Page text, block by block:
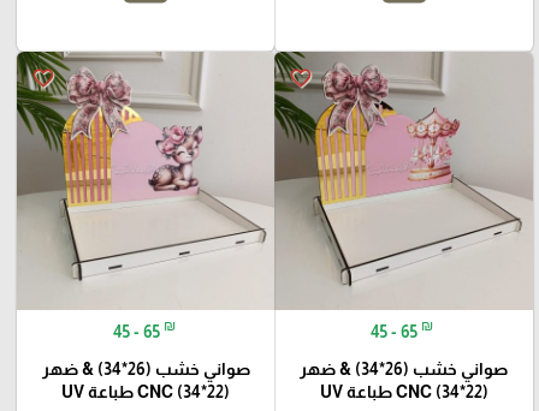
favorite_border
45 - 65 ₪
صواني خشب (26*34) & ضهر
(22*34) CNC طباعة UV
favorite_border
45 - 65 ₪
صواني خشب (26*34) & ضهر
(22*34) CNC طباعة UV